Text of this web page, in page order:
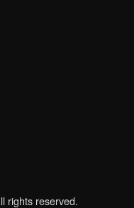
rights reserved.